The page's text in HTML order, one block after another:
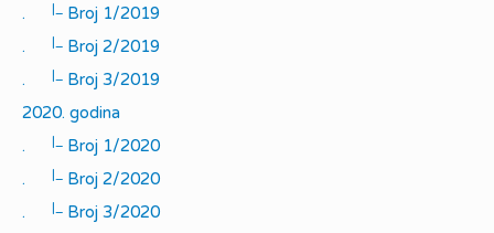
.
|_
Broj 1/2019
.
|_
Broj 2/2019
.
|_
Broj 3/2019
2020. godina
.
|_
Broj 1/2020
.
|_
Broj 2/2020
.
|_
Broj 3/2020